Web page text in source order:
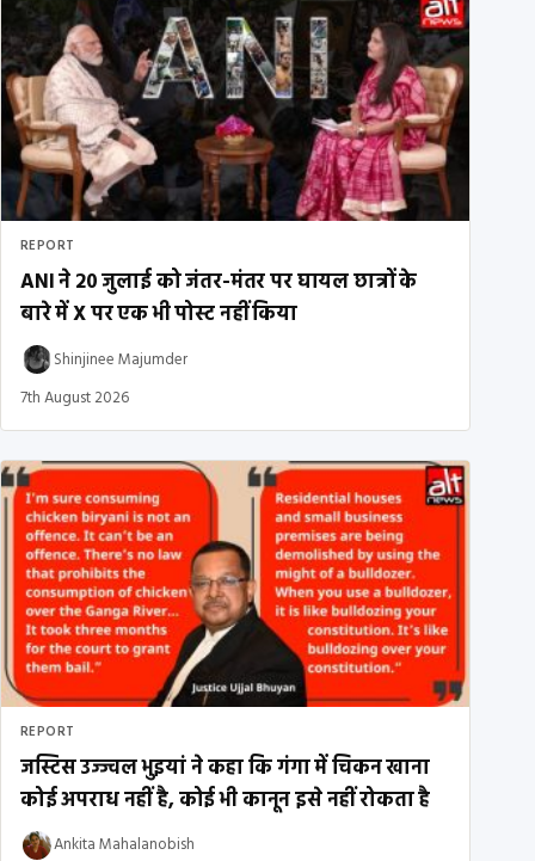
REPORT
ANI ने 20 जुलाई को जंतर-मंतर पर घायल छात्रों के
बारे में X पर एक भी पोस्ट नहीं किया
Shinjinee Majumder
7th August 2026
REPORT
जस्टिस उज्ज्वल भुइयां ने कहा कि गंगा में चिकन खाना
कोई अपराध नहीं है, कोई भी कानून इसे नहीं रोकता है
Ankita Mahalanobish